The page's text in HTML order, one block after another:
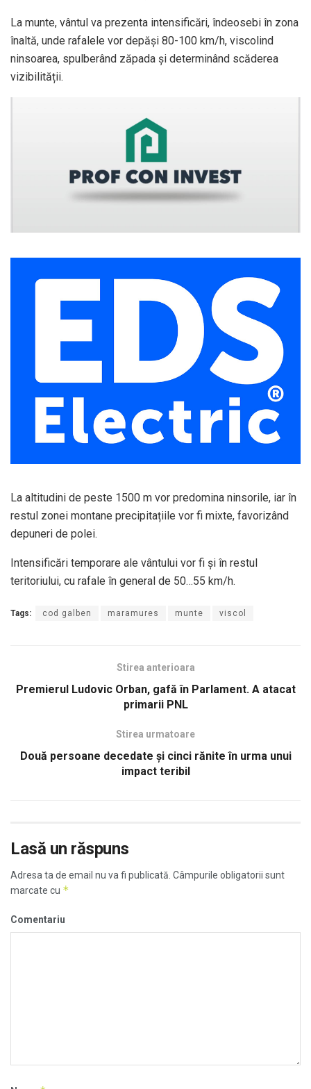
La munte, vântul va prezenta intensificări, îndeosebi în zona
înaltă, unde rafalele vor depăși 80-100 km/h, viscolind
ninsoarea, spulberând zăpada și determinând scăderea
vizibilității.
La altitudini de peste 1500 m vor predomina ninsorile, iar în
restul zonei montane precipitațiile vor fi mixte, favorizând
depuneri de polei.
Intensificări temporare ale vântului vor fi și în restul
teritoriului, cu rafale în general de 50…55 km/h.
Tags: cod galben maramures munte viscol
Stirea anterioara
Premierul Ludovic Orban, gafă în Parlament. A atacat
primarii PNL
Stirea urmatoare
Două persoane decedate şi cinci rănite în urma unui
impact teribil
Lasă un răspuns
Adresa ta de email nu va fi publicată. Câmpurile obligatorii sunt
marcate cu *
Comentariu